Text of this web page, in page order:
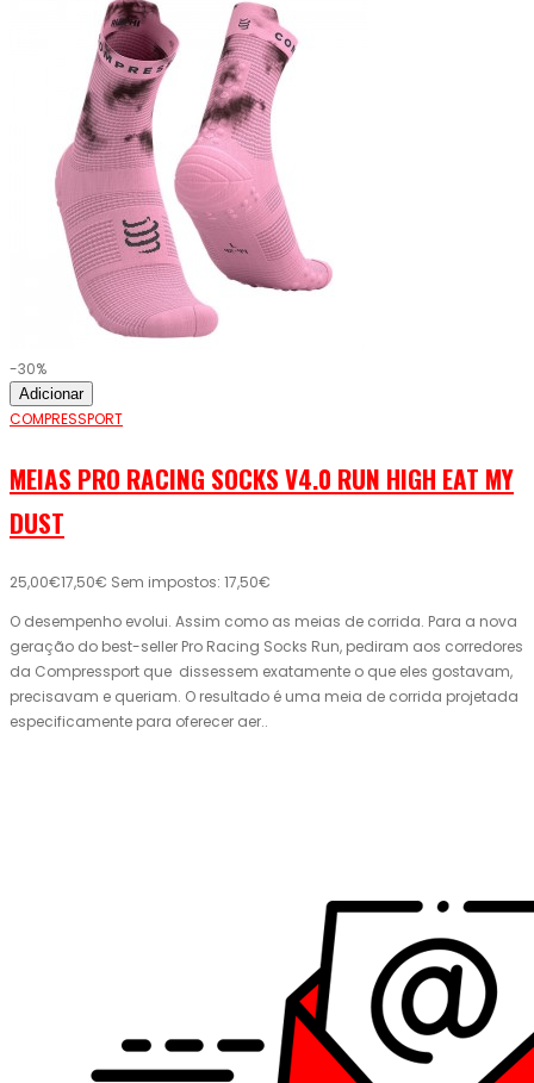
-30%
Adicionar
COMPRESSPORT
MEIAS PRO RACING SOCKS V4.0 RUN HIGH EAT MY
DUST
25,00€17,50€ Sem impostos: 17,50€
O desempenho evolui. Assim como as meias de corrida. Para a nova
geração do best-seller Pro Racing Socks Run, pediram aos corredores
da Compressport que dissessem exatamente o que eles gostavam,
precisavam e queriam. O resultado é uma meia de corrida projetada
especificamente para oferecer aer..